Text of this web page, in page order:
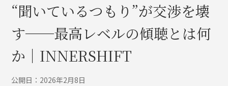
“聞いているつもり”が交渉を壊
す──最高レベルの傾聴とは何
か｜INNERSHIFT
公開日：2026年2月8日